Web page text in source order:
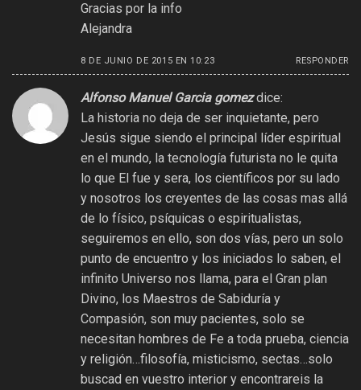
Gracias por la info
Alejandra
8 DE JUNIO DE 2015 EN 10:23 RESPONDER
Alfonso Manuel Garcia gomez dice:
La historia no deja de ser inquietante, pero
Jesús sigue siendo el principal líder espiritual
en el mundo, la tecnología futurista no le quita
lo que El fue y sera, los científicos por su lado
y nosotros los creyentes de las cosas mas allá
de lo físico, psíquicas o espiritualistas,
seguiremos en ello, son dos vías, pero un solo
punto de encuentro y los iniciados lo saben, el
infinito Universo nos llama, para el Gran plan
Divino, los Maestros de Sabiduría y
Compasión, son muy pacientes, solo se
necesitan hombres de Fe a toda prueba, ciencia
y religión…filosofía, misticismo, sectas…solo
buscad en vuestro interior y encontrareis la